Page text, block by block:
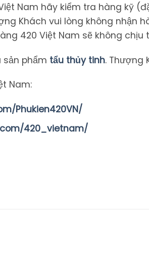
Nam hãy kiểm tra hàng kỹ
Khách vui lòng không nhận
420 Việt Nam sẽ không chịu
sản phẩm tẩu thủy tinh. Thượng
Nam:
Phukien420VN/
420_vietnam/